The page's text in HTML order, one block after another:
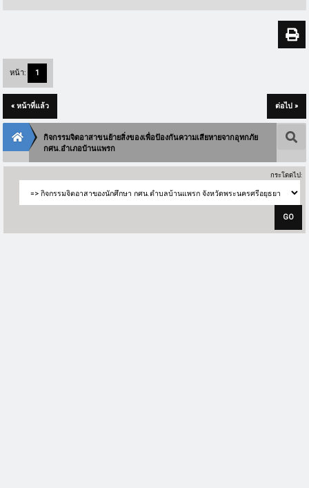
หน้า: 1
« หน้าที่แล้ว ต่อไป »
กิจกรรมจิตอาสาขนย้ายสิ่งของเพื่อป้องกันความเสียหายจากอุทกภัย
กศน.อำเภอบ้านแพรก
กระโดดไป: